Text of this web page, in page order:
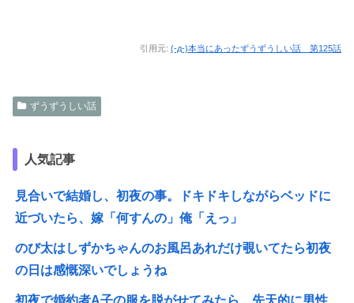
引用元: (-д-)本当にあったずうずうしい話 第125話
ずうずうしい話
人気記事
見合いで結婚し、初夜の事。ドキドキしながらベッドに
近づいたら、嫁「何すんの」俺「えっ」
のび太はしずかちゃんのお風呂あれだけ覗いてたら初夜
の日は感慨深いでしょうね
初夜で婚約者A子の服を脱がせてみたら、先天的に男性